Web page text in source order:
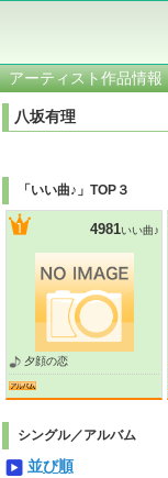
アーティスト作品情報
八坂有理
「いい曲♪」TOP３
4981いい曲♪
夕顔の恋
シングル／アルバム
並び順